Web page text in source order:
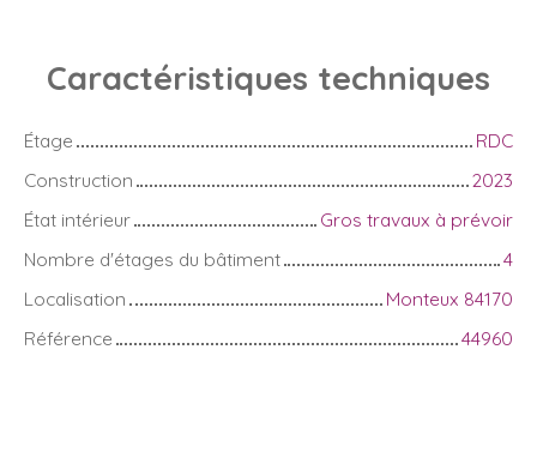
Caractéristiques techniques
Étage
RDC
Construction
2023
État intérieur
Gros travaux à prévoir
Nombre d'étages du bâtiment
4
Localisation
Monteux 84170
Référence
44960